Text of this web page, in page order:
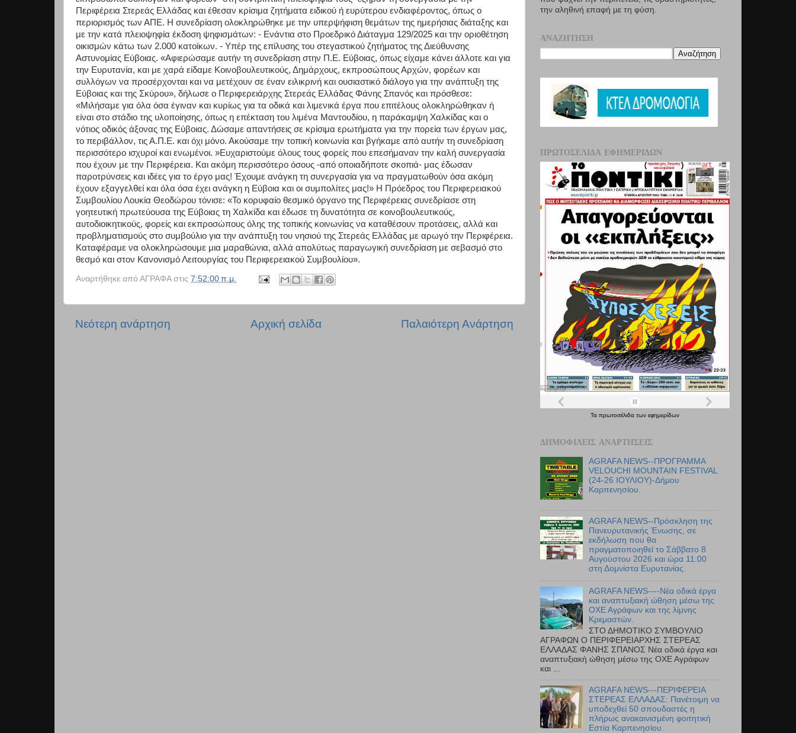
Περιφέρεια Στερεάς Ελλάδας και έθεσαν κρίσιμα ζητήματα ειδικού ή ευρύτερου ενδιαφέροντος, όπως ο
περιορισμός των ΑΠΕ. Η συνεδρίαση ολοκληρώθηκε με την υπερψήφιση θεμάτων της ημερήσιας διάταξης και
με την κατά πλειοψηφία έκδοση ψηφισμάτων: - Ενάντια στο Προεδρικό Διάταγμα 129/2025 και την οριοθέτηση
οικισμών κάτω των 2.000 κατοίκων. - Υπέρ της επίλυσης του στεγαστικού ζητήματος της Διεύθυνσης
Αστυνομίας Εύβοιας. «Αφιερώσαμε αυτήν τη συνεδρίαση στην Π.Ε. Εύβοιας, όπως είχαμε κάνει άλλοτε και για
την Ευρυτανία, και με χαρά είδαμε Κοινοβουλευτικούς, Δημάρχους, εκπροσώπους Αρχών, φορέων και
συλλόγων να προσέρχονται και να μετέχουν σε έναν ειλικρινή και ουσιαστικό διάλογο για την ανάπτυξη της
Εύβοιας και της Σκύρου», δήλωσε ο Περιφερειάρχης Στερεάς Ελλάδας Φάνης Σπανός και πρόσθεσε:
«Μιλήσαμε για όλα όσα έγιναν και κυρίως για τα οδικά και λιμενικά έργα που επιτέλους ολοκληρώθηκαν ή
είναι στο στάδιο της υλοποίησης, όπως η επέκταση του λιμένα Μαντουδίου, η παράκαμψη Χαλκίδας και ο
νότιος οδικός άξονας της Εύβοιας. Δώσαμε απαντήσεις σε κρίσιμα ερωτήματα για την πορεία των έργων μας,
το περιβάλλον, τις Α.Π.Ε. και όχι μόνο. Ακούσαμε την τοπική κοινωνία και βγήκαμε από αυτήν τη συνεδρίαση
περισσότερο ισχυροί και ενωμένοι. »Ευχαριστούμε όλους τους φορείς που επεσήμαναν την καλή συνεργασία
που έχουν με την Περιφέρεια. Και ακόμη περισσότερο όσους -από οποιαδήποτε σκοπιά- μας έδωσαν
παροτρύνσεις και ιδέες για το έργο μας! Έχουμε ανάγκη τη συνεργασία για να πραγματωθούν όσα ακόμη
έχουν εξαγγελθεί και όλα όσα έχει ανάγκη η Εύβοια και οι συμπολίτες μας!» Η Πρόεδρος του Περιφερειακού
Συμβουλίου Λουκία Θεοδώρου τόνισε: «Το κορυφαίο θεσμικό όργανο της Περιφέρειας συνεδρίασε στη
γοητευτική πρωτεύουσα της Εύβοιας τη Χαλκίδα και έδωσε τη δυνατότητα σε κοινοβουλευτικούς,
αυτοδιοικητικούς, φορείς και εκπροσώπους όλης της τοπικής κοινωνίας να καταθέσουν προτάσεις, αλλά και
προβληματισμούς στο συμβούλιο για την ανάπτυξη του νησιού της Στερεάς Ελλάδας με αρωγό την Περιφέρεια.
Καταφέραμε να ολοκληρώσουμε μια μαραθώνια, αλλά απολύτως παραγωγική συνεδρίαση με σεβασμό στο
θεσμό και στον Κανονισμό Λειτουργίας του Περιφερειακού Συμβουλίου».
Αναρτήθηκε από ΑΓΡΑΦΑ στις 7:52:00 π.μ.
Νεότερη ανάρτηση Παλαιότερη Ανάρτηση
Αρχική σελίδα
την αληθινή επαφή µε τη φύση.
ΑΝΑΖΉΤΗΣΗ
ΠΡΩΤΟΣΈΛΙΔΑ ΕΦΗΜΕΡΊΔΩΝ
Τα πρωτοσέλιδα των εφημερίδων
ΔΗΜΟΦΙΛΕΊΣ ΑΝΑΡΤΉΣΕΙΣ
AGRAFA NEWS--ΠΡΟΓΡΑΜΜΑ
VELOUCHI MOUNTAIN FESTIVAL
(24-26 ΙΟΥΛΙΟΥ)-Δήμου
Καρπενησίου.
AGRAFA NEWS--Πρόσκληση της
Πανευρυτανικής Ένωσης, σε
εκδήλωση που θα
πραγματοποιηθεί το Σάββατο 8
Αυγούστου 2026 και ώρα 11:00
στη Δομνίστα Ευρυτανίας.
AGRAFA NEWS----Νέα οδικά έργα
και αναπτυξιακή ώθηση μέσω της
ΟΧΕ Αγράφων και της λίμνης
Κρεμαστών.
ΣΤΟ ΔΗΜΟΤΙΚΟ ΣΥΜΒΟΥΛΙΟ
ΑΓΡΑΦΩΝ Ο ΠΕΡΙΦΕΡΕΙΑΡΧΗΣ ΣΤΕΡΕΑΣ
ΕΛΛΑΔΑΣ ΦΑΝΗΣ ΣΠΑΝΟΣ Νέα οδικά έργα και
αναπτυξιακή ώθηση μέσω της ΟΧΕ Αγράφων
και ...
AGRAFA NEWS---ΠΕΡΙΦΕΡΕΙΑ
ΣΤΕΡΕΑΣ ΕΛΛΑΔΑΣ: Πανέτοιμη να
υποδεχθεί 50 σπουδαστές η
πλήρως ανακαινισμένη φοιτητική
Εστία Καρπενησίου.